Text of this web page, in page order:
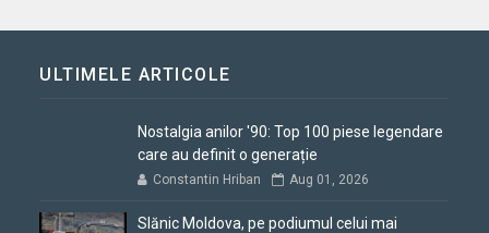
ULTIMELE ARTICOLE
Nostalgia anilor '90: Top 100 piese legendare
care au definit o generație
Constantin Hriban Aug 01, 2026
Slănic Moldova, pe podiumul celui mai